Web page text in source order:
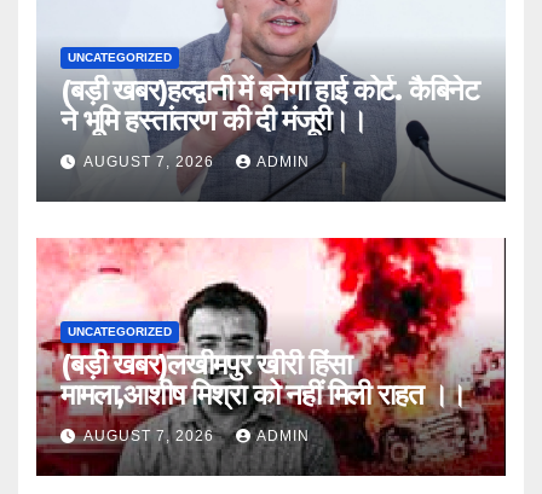
UNCATEGORIZED
(बड़ी खबर)हल्द्वानी में बनेगा हाई कोर्ट. कैबिनेट
ने भूमि हस्तांतरण की दी मंजूरी।।
AUGUST 7, 2026 ADMIN
UNCATEGORIZED
(बड़ी खबर)लखीमपुर खीरी हिंसा
मामला,आशीष मिश्रा को नहीं मिली राहत ।।
AUGUST 7, 2026 ADMIN